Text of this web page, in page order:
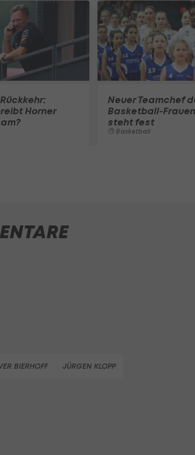
Horner
Neuer Teamchef
Basketball-Frauen
steht fest
Basketball
BIERHOFF JÜRGEN KLOPP